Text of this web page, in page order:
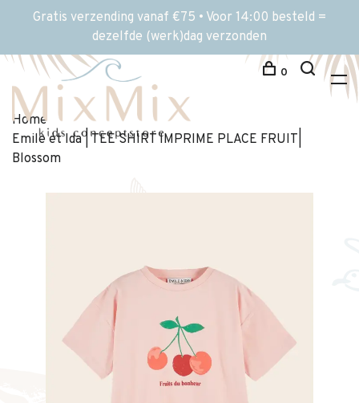
Gratis verzending vanaf €75 • Voor 14:00 besteld =
dezelfde (werk)dag verzonden
0
Home
Emile et Ida | TEE SHIRT IMPRIME PLACE FRUIT|
Blossom